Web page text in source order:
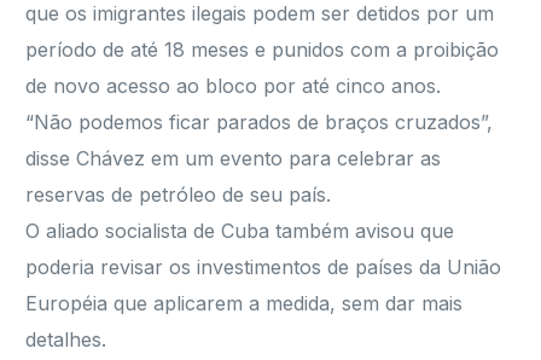
que os imigrantes ilegais podem ser detidos por um
período de até 18 meses e punidos com a proibição
de novo acesso ao bloco por até cinco anos.
“Não podemos ficar parados de braços cruzados”,
disse Chávez em um evento para celebrar as
reservas de petróleo de seu país.
O aliado socialista de Cuba também avisou que
poderia revisar os investimentos de países da União
Européia que aplicarem a medida, sem dar mais
detalhes.